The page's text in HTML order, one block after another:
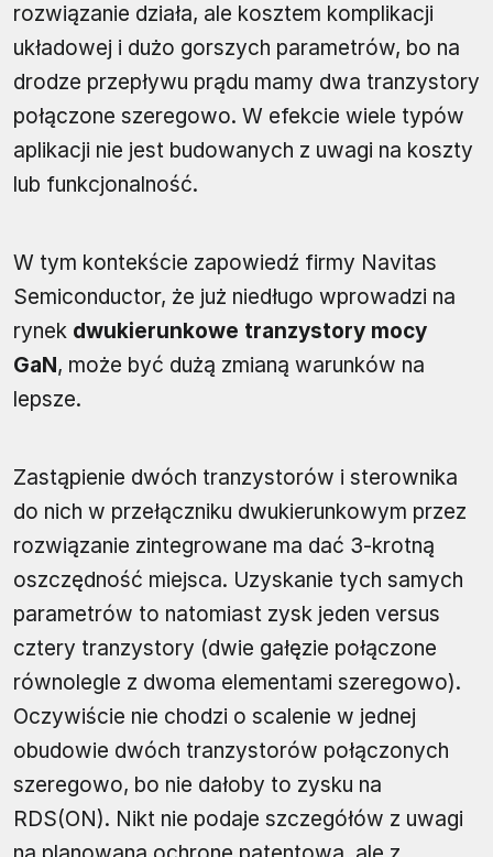
rozwiązanie działa, ale kosztem komplikacji
układowej i dużo gorszych parametrów, bo na
drodze przepływu prądu mamy dwa tranzystory
połączone szeregowo. W efekcie wiele typów
aplikacji nie jest budowanych z uwagi na koszty
lub funkcjonalność.
W tym kontekście zapowiedź firmy Navitas
Semiconductor, że już niedługo wprowadzi na
rynek dwukierunkowe tranzystory mocy
GaN, może być dużą zmianą warunków na
lepsze.
Zastąpienie dwóch tranzystorów i sterownika
do nich w przełączniku dwukierunkowym przez
rozwiązanie zintegrowane ma dać 3-krotną
oszczędność miejsca. Uzyskanie tych samych
parametrów to natomiast zysk jeden versus
cztery tranzystory (dwie gałęzie połączone
równolegle z dwoma elementami szeregowo).
Oczywiście nie chodzi o scalenie w jednej
obudowie dwóch tranzystorów połączonych
szeregowo, bo nie dałoby to zysku na
RDS(ON). Nikt nie podaje szczegółów z uwagi